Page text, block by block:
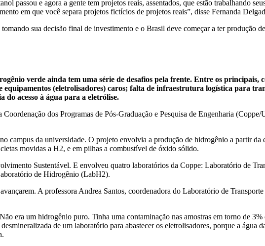
passou e agora a gente tem projetos reais, assentados, que estão trabalhando
em que você separa projetos fictícios de projetos reais”, disse Fernanda
sua decisão final de investimento e o Brasil deve começar a ter produção
verde ainda tem uma série de desafios pela frente. Entre os principais,
(eletrolisadores) caros; falta de infraestrutura logística para
acesso à água para a eletrólise.
dos Programas de Pós-Graduação e Pesquisa de Engenharia
campus da universidade. O projeto envolvia a produção de hidrogênio a partir da
movidas a H2, e em pilhas a combustível de óxido sólido.
Sustentável. E envolveu quatro laboratórios da Coppe: Laboratório de
de Hidrogênio (LabH2).
A professora Andrea Santos, coordenadora do Laboratório de
era um hidrogênio puro. Tinha uma contaminação nas amostras em torno de
de um laboratório para abastecer os eletrolisadores, porque a água